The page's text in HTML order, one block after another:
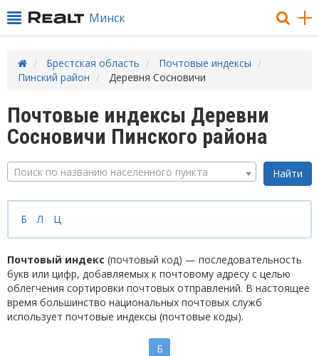
Минск
Брестская область
Почтовые индексы
Пинский район
Деревня Сосновичи
Почтовые индексы Деревни
Сосновичи Пинского района
Поиск по названию населенного пункта
Б Л Ц
Почтовый индекс (почтовый код) — последовательность
букв или цифр, добавляемых к почтовому адресу с целью
облегчения сортировки почтовых отправлений. В настоящее
время большинство национальных почтовых служб
использует почтовые индексы (почтовые коды).
Б